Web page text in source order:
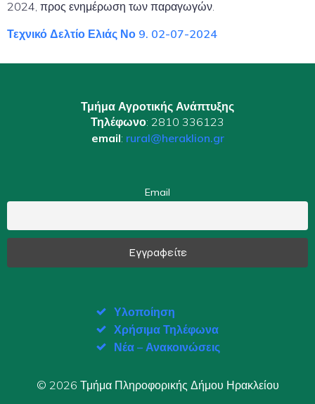
2024, προς ενημέρωση των παραγωγών.
Τεχνικό Δελτίο Ελιάς Νο 9. 02-07-2024
Τμήμα Αγροτικής Ανάπτυξης
Τηλέφωνο: 2810 336123
email: rural@heraklion.gr
Email
Υλοποίηση
Χρήσιμα Τηλέφωνα
Νέα – Ανακοινώσεις
© 2026 Τμήμα Πληροφορικής Δήμου Ηρακλείου